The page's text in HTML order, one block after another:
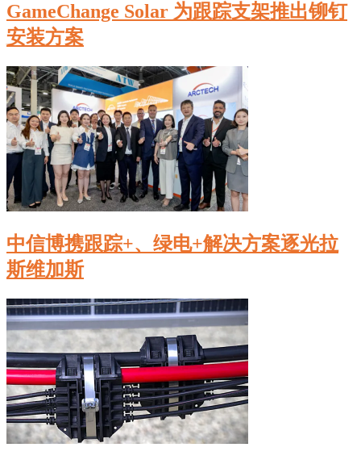
GameChange Solar 为跟踪支架推出铆钉
安装方案
中信博携跟踪+、绿电+解决方案逐光拉
斯维加斯